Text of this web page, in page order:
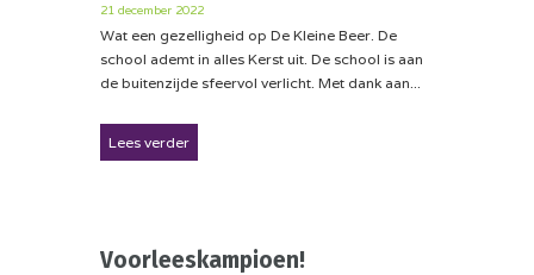
21 december 2022
Wat een gezelligheid op De Kleine Beer. De
school ademt in alles Kerst uit. De school is aan
de buitenzijde sfeervol verlicht. Met dank aan...
Lees verder
Voorleeskampioen!